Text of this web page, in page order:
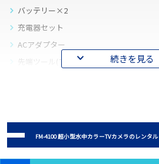
バッテリー×2
充電器セット
ACアダプター
先端ツール(フック)
CAT付デジタルアダプター
続きを見る
FM-4100 超小型水中カラーTVカメラのレンタル